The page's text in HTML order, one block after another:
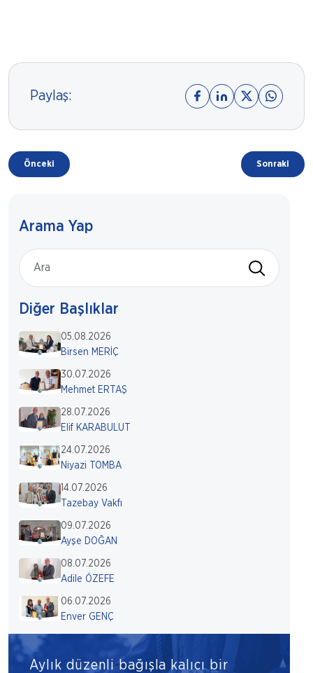
Paylaş:
Önceki Sonraki
Arama Yap
Diğer Başlıklar
05.08.2026
Birsen MERİÇ
30.07.2026
Mehmet ERTAŞ
28.07.2026
Elif KARABULUT
24.07.2026
Niyazi TOMBA
14.07.2026
Tazebay Vakfı
09.07.2026
Ayşe DOĞAN
08.07.2026
Adile ÖZEFE
06.07.2026
Enver GENÇ
Aylık düzenli bağışla kalıcı bir